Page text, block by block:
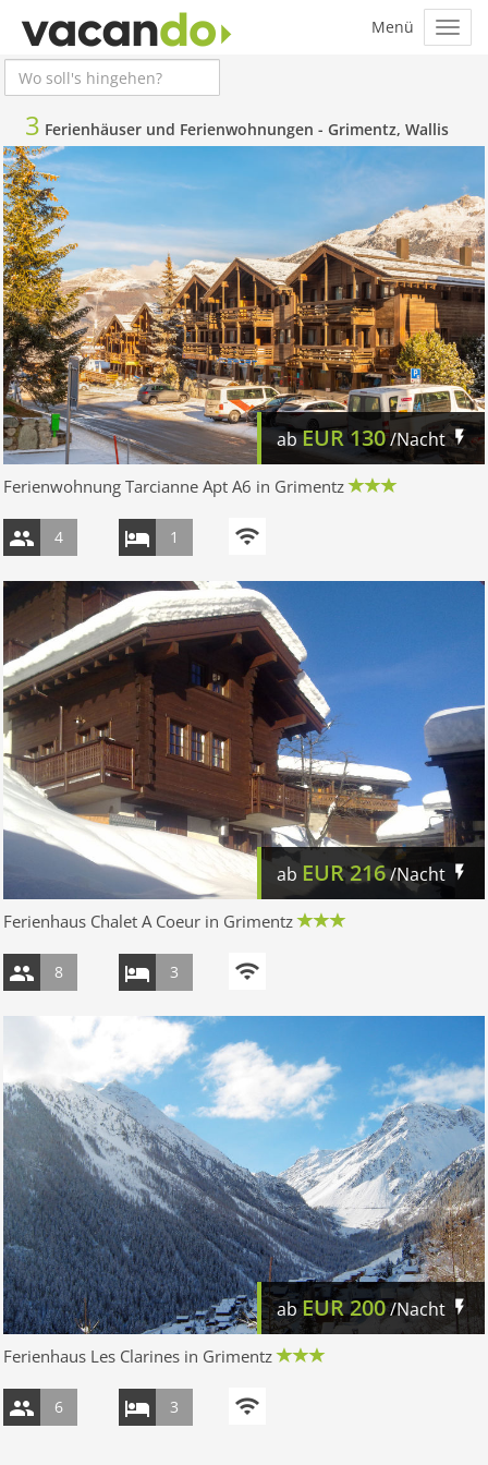
3 Ferienhäuser und Ferienwohnungen - Grimentz, Wallis
abEUR130/Nacht
Ferienwohnung Tarcianne Apt A6 in Grimentz
4 1
ab EUR216/Nacht
Ferienhaus Chalet A Coeur in Grimentz
8 3
abEUR 200/Nacht
Ferienhaus Les Clarines in Grimentz
6 3